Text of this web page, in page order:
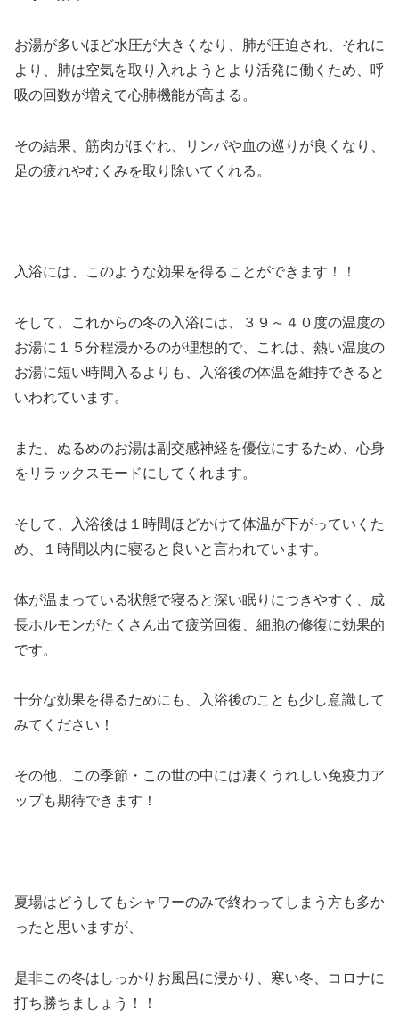
お湯が多いほど水圧が大きくなり、肺が圧迫され、それに
より、肺は空気を取り入れようとより活発に働くため、呼
吸の回数が増えて心肺機能が高まる。
その結果、筋肉がほぐれ、リンパや血の巡りが良くなり、
足の疲れやむくみを取り除いてくれる。
入浴には、このような効果を得ることができます！！
そして、これからの冬の入浴には、３９～４０度の温度の
お湯に１５分程浸かるのが理想的で、これは、熱い温度の
お湯に短い時間入るよりも、入浴後の体温を維持できると
いわれています。
また、ぬるめのお湯は副交感神経を優位にするため、心身
をリラックスモードにしてくれます。
そして、入浴後は１時間ほどかけて体温が下がっていくた
め、１時間以内に寝ると良いと言われています。
体が温まっている状態で寝ると深い眠りにつきやすく、成
長ホルモンがたくさん出て疲労回復、細胞の修復に効果的
です。
十分な効果を得るためにも、入浴後のことも少し意識して
みてください！
その他、この季節・この世の中には凄くうれしい免疫力ア
ップも期待できます！
夏場はどうしてもシャワーのみで終わってしまう方も多か
ったと思いますが、
是非この冬はしっかりお風呂に浸かり、寒い冬、コロナに
打ち勝ちましょう！！